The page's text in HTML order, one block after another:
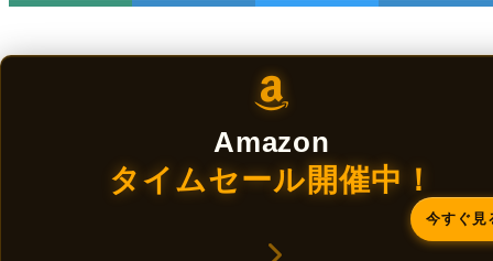
Amazon
タイムセール開催中！
今すぐ見